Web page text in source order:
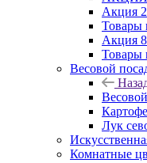
Акция
Товары
Акция
Товары
Весовой
Лук
Комнатные